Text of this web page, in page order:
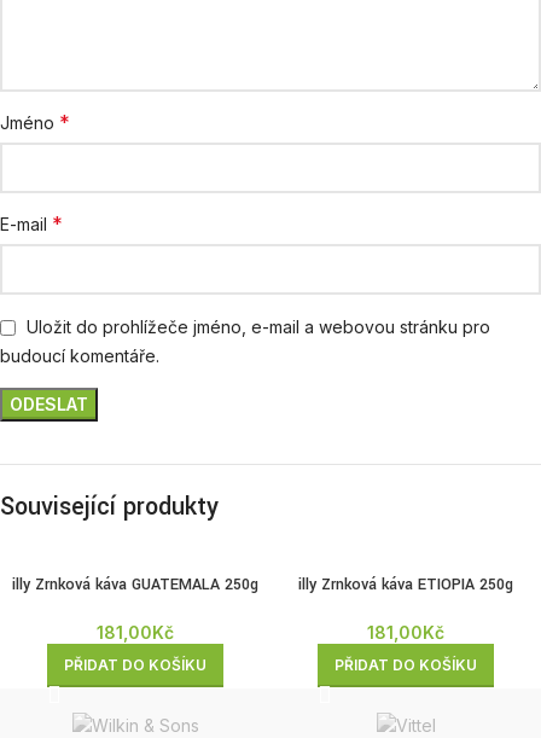
Jméno *
E-mail *
Uložit do prohlížeče jméno, e-mail a webovou stránku pro
budoucí komentáře.
Související produkty
illy Zrnková káva GUATEMALA 250g
181,00Kč
PŘIDAT DO KOŠÍKU
illy Zrnková káva ETIOPIA 250g
181,00Kč
PŘIDAT DO KOŠÍKU